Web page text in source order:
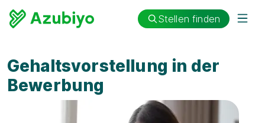
Stellen finden
Gehaltsvorstellung in der
Bewerbung